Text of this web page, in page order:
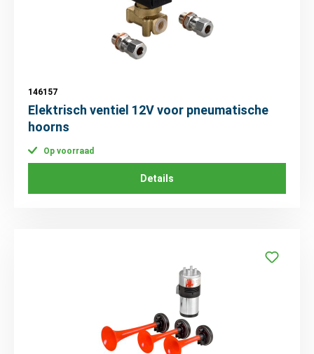
146157
Elektrisch ventiel 12V voor pneumatische
hoorns
Op voorraad
Details